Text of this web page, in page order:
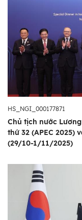
HS_NGI_000177871
Chủ tịch nước
thứ 32 (APEC 2025)
(29/10-1/11/2025)